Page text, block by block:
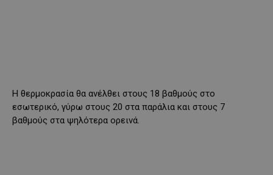
Η θερμοκρασία θα ανέλθει στους 18 βαθμούς στο
εσωτερικό, γύρω στους 20 στα παράλια και στους 7
βαθμούς στα ψηλότερα ορεινά.